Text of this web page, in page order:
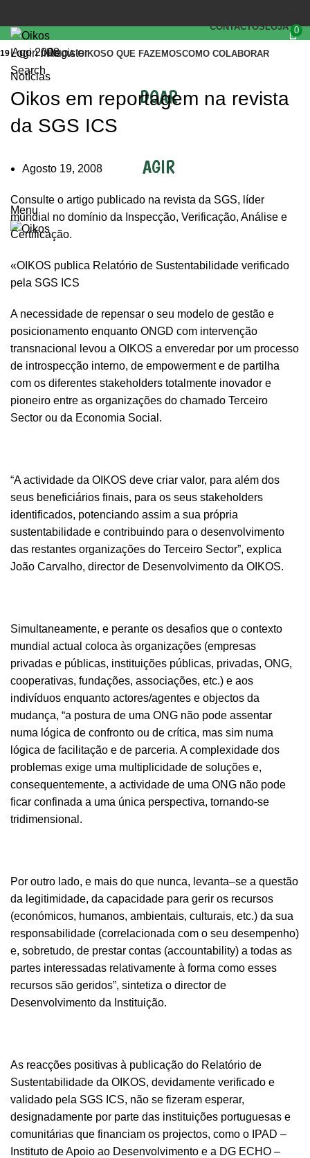
CONTACTOSLOJA 0
Login / Register
Search
INÍCIOA OIKOSO QUE FAZEMOSCOMO COLABORAR
DOAR
AGIR
Menu
Notícias
Oikos em reportagem na revista
da SGS ICS
Agosto 19, 2008
19 Ago 2008
Consulte o artigo publicado na revista da SGS, líder
mundial no domínio da Inspecção, Verificação, Análise e
Certificação.
«OIKOS publica Relatório de Sustentabilidade verificado
pela SGS ICS
A necessidade de repensar o seu modelo de gestão e
posicionamento enquanto ONGD com intervenção
transnacional levou a OIKOS a enveredar por um processo
de introspecção interno, de empowerment e de partilha
com os diferentes stakeholders totalmente inovador e
pioneiro entre as organizações do chamado Terceiro
Sector ou da Economia Social.
“A actividade da OIKOS deve criar valor, para além dos
seus beneficiários finais, para os seus stakeholders
identificados, potenciando assim a sua própria
sustentabilidade e contribuindo para o desenvolvimento
das restantes organizações do Terceiro Sector”, explica
João Carvalho, director de Desenvolvimento da OIKOS.
Simultaneamente, e perante os desafios que o contexto
mundial actual coloca às organizações (empresas
privadas e públicas, instituições públicas, privadas, ONG,
cooperativas, fundações, associações, etc.) e aos
indivíduos enquanto actores/agentes e objectos da
mudança, “a postura de uma ONG não pode assentar
numa lógica de confronto ou de crítica, mas sim numa
lógica de facilitação e de parceria. A complexidade dos
problemas exige uma multiplicidade de soluções e,
consequentemente, a actividade de uma ONG não pode
ficar confinada a uma única perspectiva, tornando-se
tridimensional.
Por outro lado, e mais do que nunca, levanta–se a questão
da legitimidade, da capacidade para gerir os recursos
(económicos, humanos, ambientais, culturais, etc.) da sua
responsabilidade (correlacionada com o seu desempenho)
e, sobretudo, de prestar contas (accountability) a todas as
partes interessadas relativamente à forma como esses
recursos são geridos”, sintetiza o director de
Desenvolvimento da Instituição.
As reacções positivas à publicação do Relatório de
Sustentabilidade da OIKOS, devidamente verificado e
validado pela SGS ICS, não se fizeram esperar,
designadamente por parte das instituições portuguesas e
comunitárias que financiam os projectos, como o IPAD –
Instituto de Apoio ao Desenvolvimento e a DG ECHO –